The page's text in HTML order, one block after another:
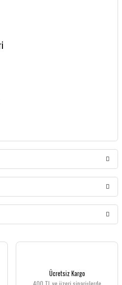
yorumu siz yapın!
ve diğer konularda yetersiz
Ücretsiz Kargo